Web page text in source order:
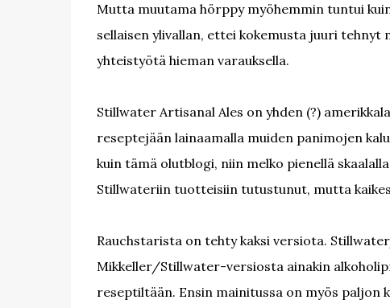
Mutta muutama hörppy myöhemmin tuntui
sellaisen ylivallan, ettei kokemusta juuri tehnyt
yhteistyötä hieman varauksella.
Stillwater Artisanal Ales on yhden (?)
reseptejään lainaamalla muiden panimojen
kuin tämä olutblogi, niin melko pienellä
Stillwateriin tuotteisiin tutustunut, mutta
Rauchstarista on tehty kaksi versiota.
Mikkeller/Stillwater-versiosta ainakin
reseptiltään. Ensin mainitussa on myös paljon